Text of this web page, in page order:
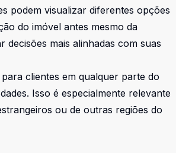
podem visualizar diferentes opções
do imóvel antes mesmo da
mais alinhadas com suas
clientes em qualquer parte do
Isso é especialmente relevante
ou de outras regiões do